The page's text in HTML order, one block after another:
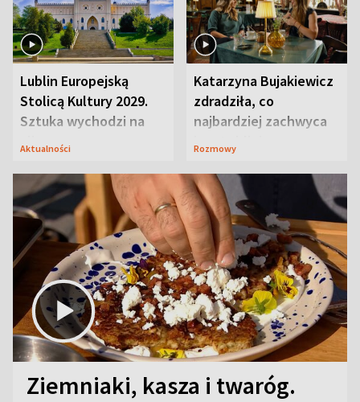
Lublin Europejską
Stolicą Kultury 2029.
Sztuka wychodzi na
ulice
Aktualności
Katarzyna Bujakiewicz
zdradziła, co
najbardziej zachwyca
ją w Lublinie
Rozmowy
Ziemniaki, kasza i twaróg.